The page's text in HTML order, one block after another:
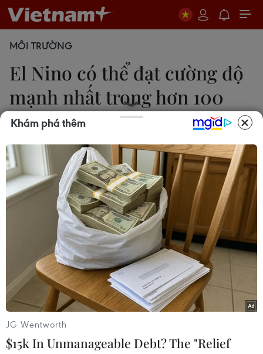
MÔI TRƯỜNG
El Nino có thể đạt cường độ
mạnh nhất trong hơn 100
năm
Phương Hoa
10/06/2026 22:31
Tổ chức Khí tượng Thế giới (WMO) dự báo điều
kiện El Nino sẽ sớm xuất hiện và có thể kéo dài ít
nhất đến mùa Đông và đây sẽ là đợt El Nino mạnh
nhất trong 140 năm qua.
Khám phá thêm
JG Wentworth
$15k In Unmanageable Debt? The "Relief